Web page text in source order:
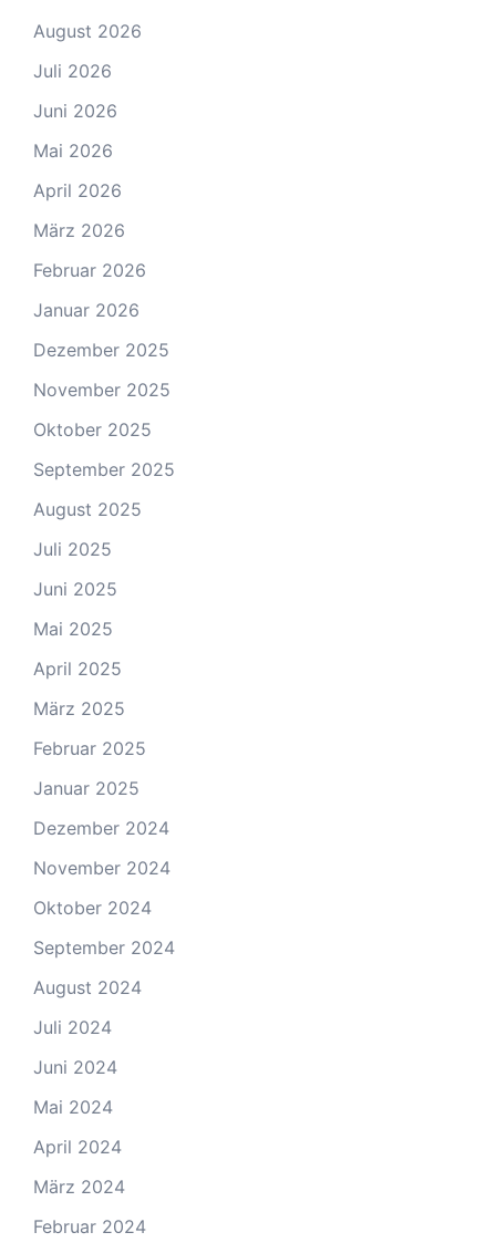
August 2026
Juli 2026
Juni 2026
Mai 2026
April 2026
März 2026
Februar 2026
Januar 2026
Dezember 2025
November 2025
Oktober 2025
September 2025
August 2025
Juli 2025
Juni 2025
Mai 2025
April 2025
März 2025
Februar 2025
Januar 2025
Dezember 2024
November 2024
Oktober 2024
September 2024
August 2024
Juli 2024
Juni 2024
Mai 2024
April 2024
März 2024
Februar 2024